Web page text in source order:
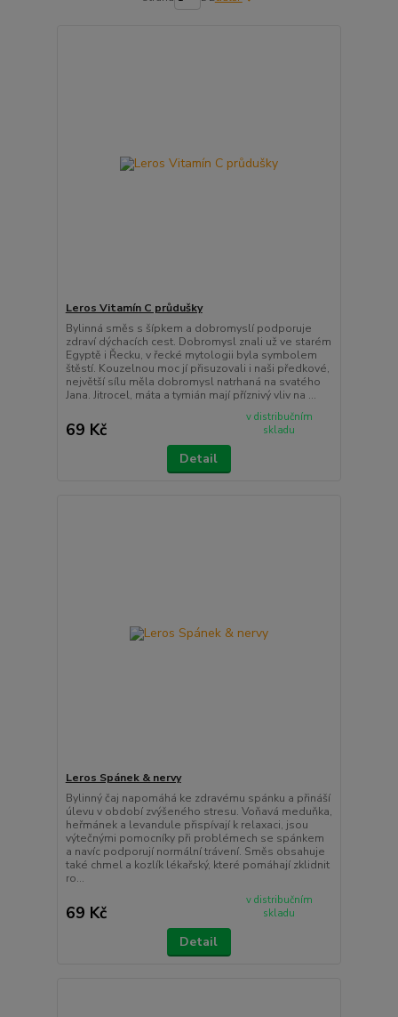
Leros Vitamín C průdušky
Bylinná směs s šípkem a dobromyslí podporuje
zdraví dýchacích cest. Dobromysl znali už ve starém
Egyptě i Řecku, v řecké mytologii byla symbolem
štěstí. Kouzelnou moc jí přisuzovali i naši předkové,
největší sílu měla dobromysl natrhaná na svatého
Jana. Jitrocel, máta a tymián mají příznivý vliv na ...
69 Kč
v distribučním
skladu
Detail
Leros Spánek & nervy
Bylinný čaj napomáhá ke zdravému spánku a přináší
úlevu v období zvýšeného stresu. Voňavá meduňka,
heřmánek a levandule přispívají k relaxaci, jsou
výtečnými pomocníky při problémech se spánkem
a navíc podporují normální trávení. Směs obsahuje
také chmel a kozlík lékařský, které pomáhají zklidnit
ro...
69 Kč
v distribučním
skladu
Detail